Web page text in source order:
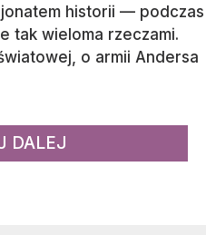
historii — podczas
tak wieloma rzeczami.
o armii Andersa
DALEJ